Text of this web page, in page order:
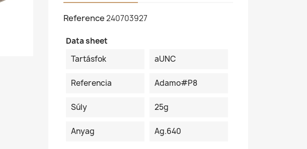
Reference240703927
Data sheet
Tartásfok
aUNC
Referencia Adamo#P8
Súly 25g
Anyag Ag.640